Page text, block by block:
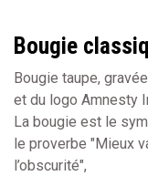
Bougie
Bougie taupe,
et du logo Amnesty
La bougie est le
le proverbe "Mieux
l’obscurité",